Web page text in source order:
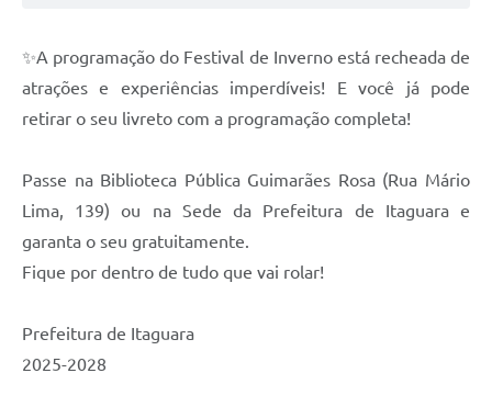
✨A programação do Festival de Inverno está recheada de
atrações e experiências imperdíveis! E você já pode
retirar o seu livreto com a programação completa!
Passe na Biblioteca Pública Guimarães Rosa (Rua Mário
Lima, 139) ou na Sede da Prefeitura de Itaguara e
garanta o seu gratuitamente.
Fique por dentro de tudo que vai rolar!
Prefeitura de Itaguara
2025-2028